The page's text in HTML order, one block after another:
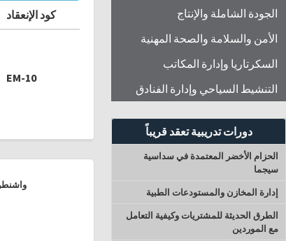
الجودة الشاملة والإنتاج
الأمن والسلامة والصحة المهنية
السكرتاريا وإدارة المكاتب
التنشيط السياحي وإدارة الفنادق
دورات تدريبية تعقد قريباً
الحزام الأخضر المعتمدة في سداسية
سيجما
إدارة المخازن والمستودعات الطبية
الطرق الحديثة للمشتريات وكيفية التعامل
مع الموردين
كود الإنعقاد
EM-10
واشنطن